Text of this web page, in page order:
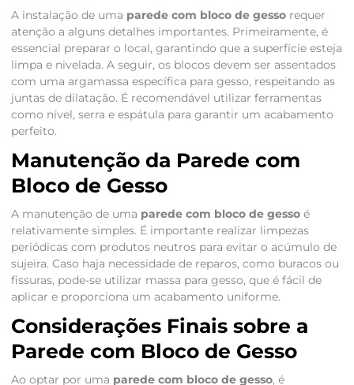
A instalação de uma parede com bloco de gessorequer
atenção a alguns detalhes importantes. Primeiramente, é
essencial preparar o local, garantindo que a superfície esteja
limpa e nivelada. A seguir, os blocos devem ser assentados
com uma argamassa específica para gesso, respeitando as
juntas de dilatação. É recomendável utilizar ferramentas
como nível, serra e espátula para garantir um acabamento
perfeito.
Manutenção da Parede com
Bloco de Gesso
A manutenção de uma parede com bloco de gessoé
relativamente simples. É importante realizar limpezas
periódicas com produtos neutros para evitar o acúmulo de
sujeira. Caso haja necessidade de reparos, como buracos ou
fissuras, pode-se utilizar massa para gesso, que é fácil de
aplicar e proporciona um acabamento uniforme.
Considerações Finais sobre a
Parede com Bloco de Gesso
Ao optar por uma parede com bloco de gesso, é